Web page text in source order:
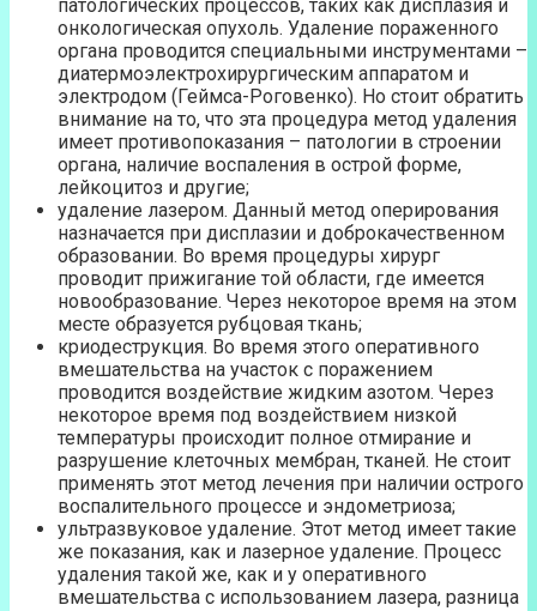
патологических процессов, таких как дисплазия и
онкологическая опухоль. Удаление пораженного
органа проводится специальными инструментами –
диатермоэлектрохирургическим аппаратом и
электродом (Геймса-Роговенко). Но стоит обратить
внимание на то, что эта процедура метод удаления
имеет противопоказания – патологии в строении
органа, наличие воспаления в острой форме,
лейкоцитоз и другие;
удаление лазером. Данный метод оперирования
назначается при дисплазии и доброкачественном
образовании. Во время процедуры хирург
проводит прижигание той области, где имеется
новообразование. Через некоторое время на этом
месте образуется рубцовая ткань;
криодеструкция. Во время этого оперативного
вмешательства на участок с поражением
проводится воздействие жидким азотом. Через
некоторое время под воздействием низкой
температуры происходит полное отмирание и
разрушение клеточных мембран, тканей. Не стоит
применять этот метод лечения при наличии острого
воспалительного процессе и эндометриоза;
ультразвуковое удаление. Этот метод имеет такие
же показания, как и лазерное удаление. Процесс
удаления такой же, как и у оперативного
вмешательства с использованием лазера, разница